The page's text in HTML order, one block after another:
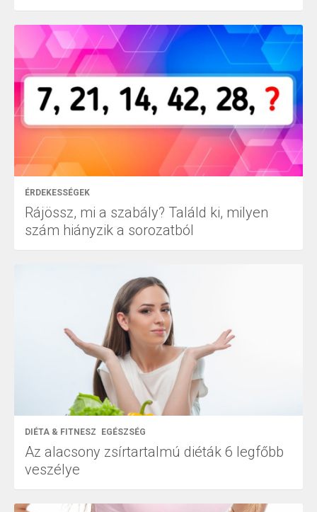
ÉRDEKESSÉGEK
Rájössz, mi a szabály? Találd ki, milyen
szám hiányzik a sorozatból
DIÉTA & FITNESZ EGÉSZSÉG
Az alacsony zsírtartalmú diéták 6 legfőbb
veszélye